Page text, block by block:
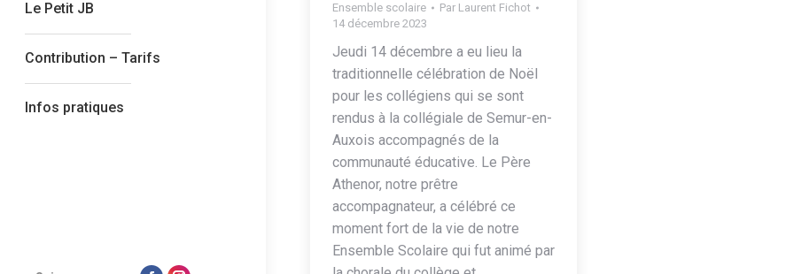
Le Petit JB
Contribution – Tarifs
Infos pratiques
Ensemble scolaire Par Laurent Fichot
14 décembre 2023
Jeudi 14 décembre a eu lieu la
traditionnelle célébration de Noël
pour les collégiens qui se sont
rendus à la collégiale de Semur-en-
Auxois accompagnés de la
communauté éducative. Le Père
Athenor, notre prêtre
accompagnateur, a célébré ce
moment fort de la vie de notre
Ensemble Scolaire qui fut animé par